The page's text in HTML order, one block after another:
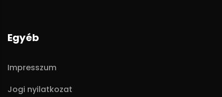
Egyéb
Impresszum
Jogi nyilatkozat